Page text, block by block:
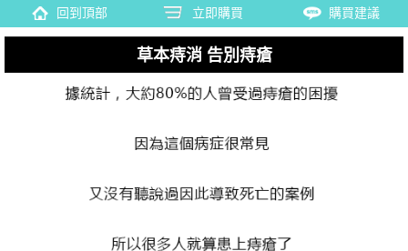
草本痔消 告別痔瘡
回到頂部 立即購買 購買建議